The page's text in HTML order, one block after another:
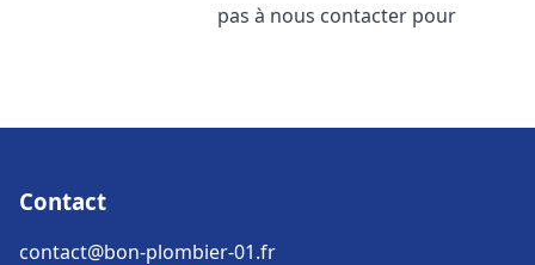
pas à nous contacter pour
Contact
contact@bon-plombier-01.fr